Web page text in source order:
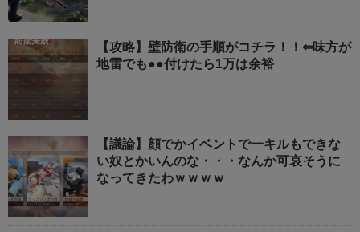
【攻略】壁防衛の手順がコチラ！！⇐味方が
地雷でも●●付けたら1万は余裕
【議論】顔でかイベントで一キルもできな
い奴とかいんのな・・・なんか可哀そうに
なってきたわｗｗｗｗ